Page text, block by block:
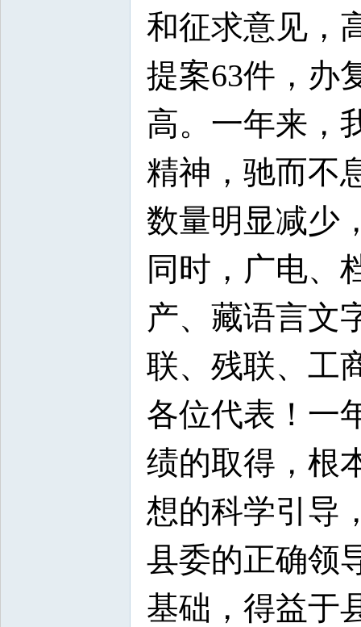
和征求意见，
提案63件，办
高。一年来，
精神，驰而不
数量明显减少
同时，广电、
产、藏语言文
联、残联、工
各位代表！一
绩的取得，根
想的科学引导
县委的正确领
基础，得益于